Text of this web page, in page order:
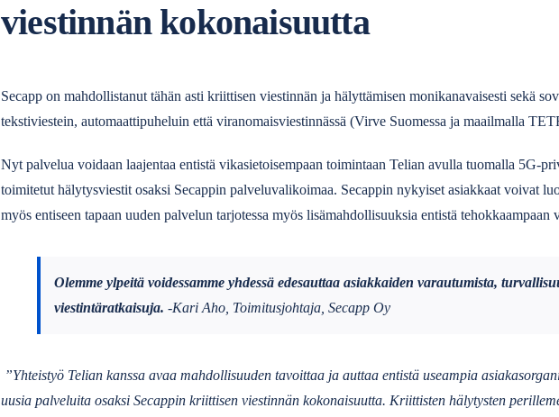
viestinnän kokonaisuutta
Secapp on mahdollistanut tähän asti kriittisen viestinnän ja hälyttämisen monikanavaisesti sekä
tekstiviestein, automaattipuheluin että viranomaisviestinnässä (Virve Suomessa ja maailmalla
Nyt palvelua voidaan laajentaa entistä vikasietoisempaan toimintaan Telian avulla tuomalla 5G-
toimitetut hälytysviestit osaksi Secappin palveluvalikoimaa. Secappin nykyiset asiakkaat voivat
myös entiseen tapaan uuden palvelun tarjotessa myös lisämahdollisuuksia entistä tehokkaampaan
Olemme ylpeitä voidessamme yhdessä edesauttaa asiakkaiden varautumista,
viestintäratkaisuja. -Kari Aho, Toimitusjohtaja, Secapp Oy
”Yhteistyö Telian kanssa avaa mahdollisuuden tavoittaa ja auttaa entistä useampia
uusia palveluita osaksi Secappin kriittisen viestinnän kokonaisuutta. Kriittisten hälytysten